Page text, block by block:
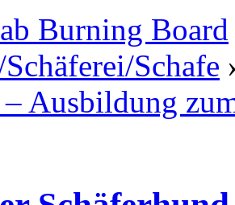
Burning Board
Schafe
Ausbildung